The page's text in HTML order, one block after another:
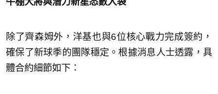
除了齊森姆外，洋基也與6位核心戰力完成簽約，
確保了新球季的團隊穩定。根據消息人士透露，具
體合約細節如下：